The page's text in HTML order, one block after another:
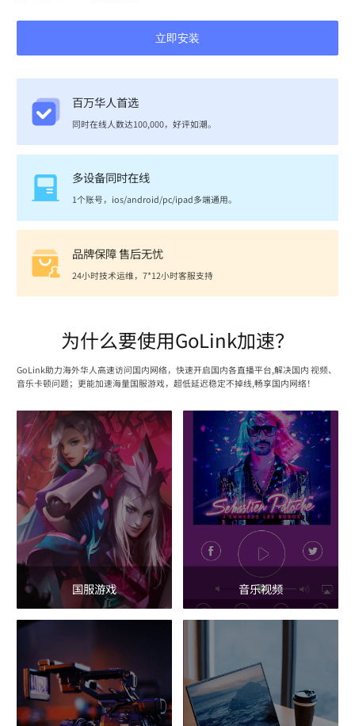
立即安装
百万华人首选
同时在线人数达100,000，好评如潮。
多设备同时在线
1个账号，ios/android/pc/ipad多端通用。
品牌保障 售后无忧
24小时技术运维，7*12小时客服支持
为什么要使用GoLink加速？
GoLink助力海外华人高速访问国内网络，快速开启国内各直播平台,解决国内 视频、
音乐卡顿问题；更能加速海量国服游戏，超低延迟稳定不掉线,畅享国内网络！
国服游戏 音乐视频